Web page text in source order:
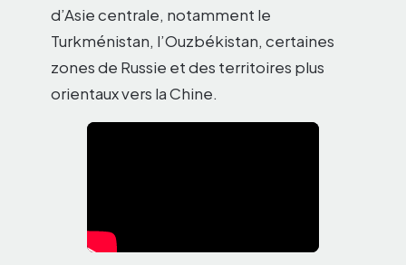
d’Asie centrale, notamment le
Turkménistan, l’Ouzbékistan, certaines
zones de Russie et des territoires plus
orientaux vers la Chine.